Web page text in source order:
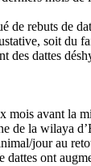
de rebuts de
soit du
des dattes
avant la
de la wilaya
jour au
ont